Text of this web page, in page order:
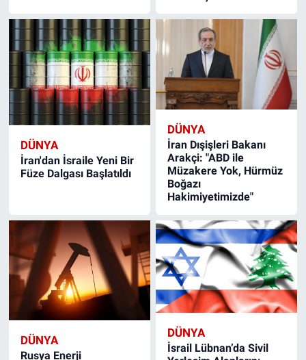
DÜNYA
İran'dan İsraile Yeni Bir
Füze Dalgası Başlatıldı
DÜNYA
İran Dışişleri Bakanı
Arakçi: "ABD ile
Müzakere Yok, Hürmüz
Boğazı
Hakimiyetimizde"
DÜNYA
Rusya Enerji
DÜNYA
İsrail Lübnan’da Sivil